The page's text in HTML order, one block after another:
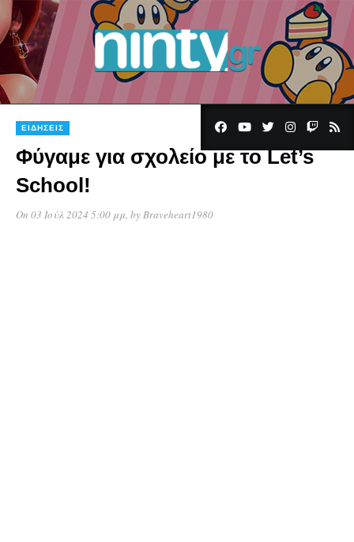
ΕΙΔΉΣΕΙΣ
Φύγαμε για σχολείο με το Let’s
School!
On 03 Ιούλ 2024 5:00 μμ, byBraveheart1980